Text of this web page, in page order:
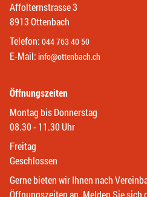
Affolternstrasse 3
8913 Ottenbach
Telefon: 044 763 40 50
E-Mail: info@ottenbach.ch
Öffnungszeiten
Montag bis Donnerstag
08.30 - 11.30 Uhr
Freitag
Geschlossen
Gerne bieten wir Ihnen nach
Öffnungszeiten an. Melden Sie sich